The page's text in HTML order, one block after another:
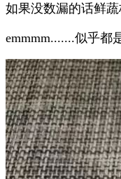
如果没数漏的话鲜
emmmm.......似乎都